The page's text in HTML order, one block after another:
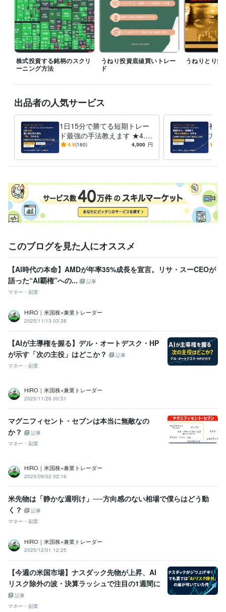
得意分野
資産運用・副業の相談 米国株投資、長期投資 長期の株式投資戦略
テンバガー株・割安成長株の発掘
株式投資 米国株投資 長期投資 成長株投資 テンバガー
資産運用・副業の相談 日本株・海外株・FXの短期売買
スイングト
レード うねり投資術
スイングトレード 短期株式投資 米国株 株式投資
株式投資する銘柄のスクリ
ーニング方法
うねり投資底値買いトレー
ド
うねりとり投
出品者の人気サービス
1日15分で勝てる短期トレー
ド最強の手法教えます ★4.9
｜知識ゼロでも、買い時・売
4.9(160) 4,500 円
初心
方教
ら
このブログを見た人にオススメ
【AI時代の本命】AMDが年率35%成長を宣言。リサ・スーCEOが
語った“AI覇権”への...
記事
マネー・副業
HIRO｜米国株×兼業トレーダー
2025/11/13 03:38
【AIが主導権を握る】デル・オートデスク・HP
が示す「次の主役」はどこか？
記事
マネー・副業
HIRO｜米国株×兼業トレーダー
2025/11/26 00:51
マグニフィセント・セブンは本当に無敵なの
か？
記事
マネー・副業
HIRO｜米国株×兼業トレーダー
2025/09/02 02:16
米先物は「静かな週明け」──方向感のない相場で僕らはどう動
く？
記事
マネー・副業
HIRO｜米国株×兼業トレーダー
2025/12/01 12:25
【今週の米国市場】ナスダック先物が上昇、AI
リスク除外の波・決算ラッシュで注目の1週間に
記事
マネー・副業